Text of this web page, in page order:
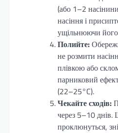
(або 1–2
насіння і
ущільнюючи
Полийте:
не розмити
плівкою або
парниковий
(22–25°C).
Чекайте сходів:
через 5–10
проклюнуться,